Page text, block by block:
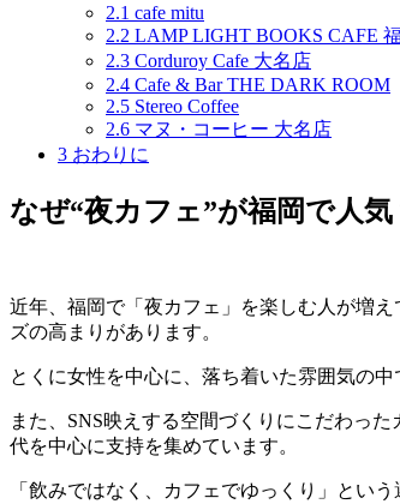
2.1 cafe mitu
2.2 LAMP LIGHT BOOKS CAFE
2.3 Corduroy Cafe 大名店
2.4 Cafe & Bar THE DARK ROOM
2.5 Stereo Coffee
2.6 マヌ・コーヒー 大名店
3 おわりに
なぜ“夜カフェ”が福岡で人
近年、福岡で「夜カフェ」を楽しむ人が増
ズの高まりがあります。
とくに女性を中心に、落ち着いた雰囲気の
また、SNS映えする空間づくりにこだわっ
代を中心に支持を集めています。
「飲みではなく、カフェでゆっくり」とい